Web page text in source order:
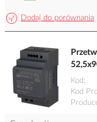
Dodaj do porównania
Kod
Kod